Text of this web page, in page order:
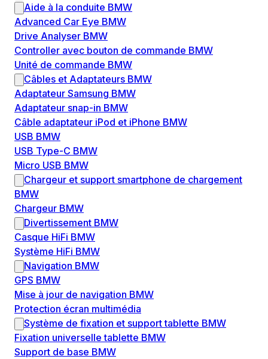
Aide à la conduite BMW
Advanced Car Eye BMW
Drive Analyser BMW
Controller avec bouton de commande BMW
Unité de commande BMW
Câbles et Adaptateurs BMW
Adaptateur Samsung BMW
Adaptateur snap-in BMW
Câble adaptateur iPod et iPhone BMW
USB BMW
USB Type-C BMW
Micro USB BMW
Chargeur et support smartphone de chargement
BMW
Chargeur BMW
Divertissement BMW
Casque HiFi BMW
Système HiFi BMW
Navigation BMW
GPS BMW
Mise à jour de navigation BMW
Protection écran multimédia
Système de fixation et support tablette BMW
Fixation universelle tablette BMW
Support de base BMW